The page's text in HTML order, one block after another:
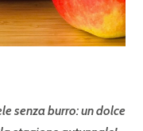
senza burro: un dolce